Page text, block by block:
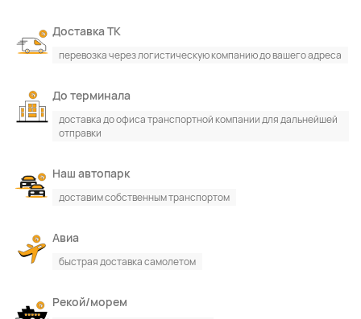
Доставка ТК
перевозка через логистическую компанию до вашего адреса
До терминала
доставка до офиса транспортной компании для дальнейшей
отправки
Наш автопарк
доставим собственным транспортом
Авиа
быстрая доставка самолетом
Рекой/морем